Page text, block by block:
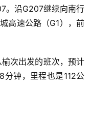
。沿G207继续向南行
高速公路（G1），前
次出发的班次，预计
分钟，里程也是112公